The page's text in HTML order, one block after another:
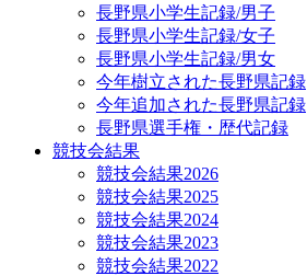
長野県小学生記録/男子
長野県小学生記録/女子
長野県小学生記録/男女
今年樹立された長野県記録
今年追加された長野県記録
長野県選手権・歴代記録
競技会結果
競技会結果2026
競技会結果2025
競技会結果2024
競技会結果2023
競技会結果2022